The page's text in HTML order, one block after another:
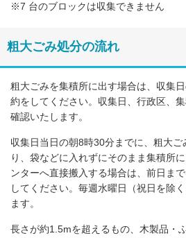
※7 台のブロックは収集できません
粗大ごみ処分の流れ
粗大ごみを集積所に出す場合は、収集
約をしてください。収集日、行政区、
確認いたします。
収集日当日の朝8時30分までに、粗大
り、袋などに入れずにそのまま集積所
ンターへ直接搬入する場合は、前日ま
してください。毎週水曜日（祝日を除
ます。
長さが約1.5mを超えるもの、木製品・